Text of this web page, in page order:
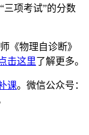
三项考试”的分数
《物理自诊断》
击这里了解更多。
课。微信公众号：